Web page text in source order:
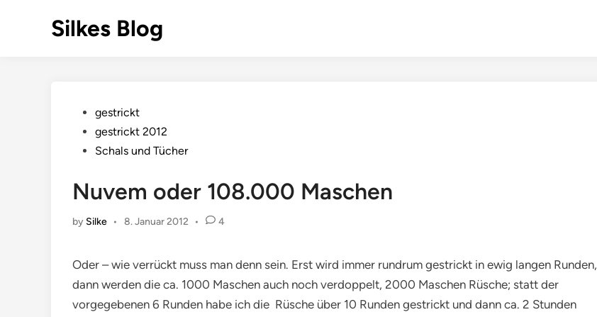
Silkes Blog
Postedgestrickt
gestrickt 2012
Schals und Tücher
Nuvem oder 108.000 Maschen
by Silke • 8. Januar 2012 • 4
Oder – wie verrückt muss man denn sein. Erst wird immer rundrum gestrickt in ewig langen Runden,
dann werden die ca. 1000 Maschen auch noch verdoppelt, 2000 Maschen Rüsche; statt der
vorgegebenen 6 Runden habe ich die Rüsche über 10 Runden gestrickt und dann ca. 2 Stunden